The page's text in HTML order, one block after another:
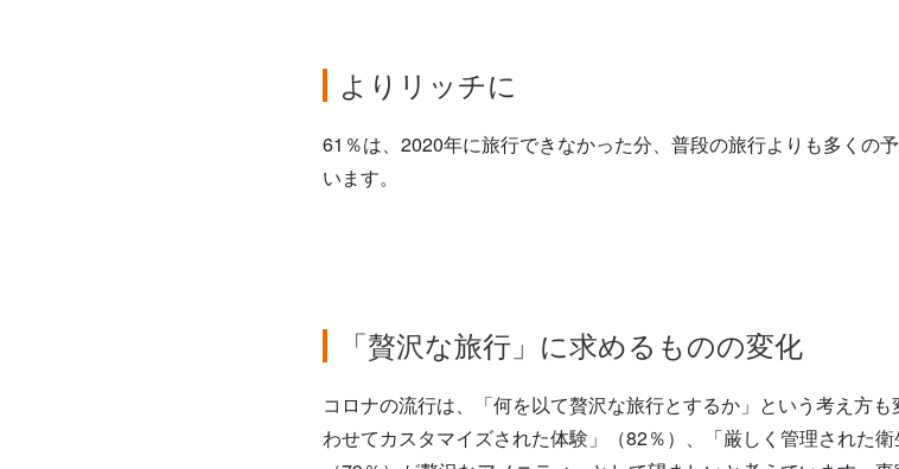
よりリッチに
61％は、2020年に旅行できなかった分、普段の旅行よりも多くの
います。
「贅沢な旅行」に求めるものの変化
コロナの流行は、「何を以て贅沢な旅行とするか」という考え方
わせてカスタマイズされた体験」（82％）、「厳しく管理された